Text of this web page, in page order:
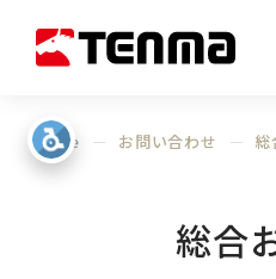
総合
Home お問い合わせ 総